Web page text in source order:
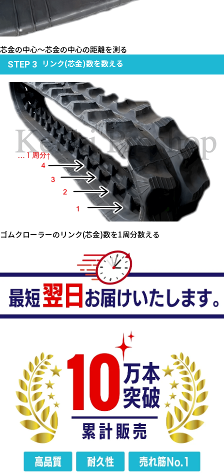
芯金の中心～芯金の中心の距離を測る
STEP 3
リンク(芯金)数を数える
ゴムクローラーのリンク(芯金)数を1周分数える